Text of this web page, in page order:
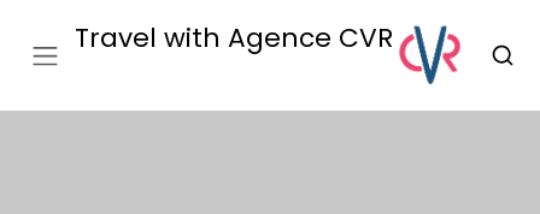
Travel with Agence CVR